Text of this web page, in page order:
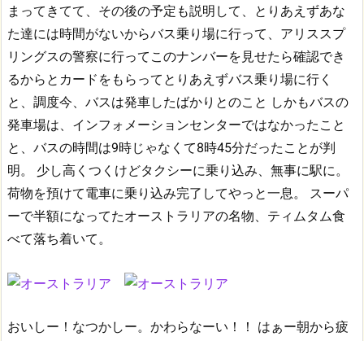
まってきてて、その後の予定も説明して、とりあえずあな
た達には時間がないからバス乗り場に行って、アリススプ
リングスの警察に行ってこのナンバーを見せたら確認でき
るからとカードをもらってとりあえずバス乗り場に行く
と、調度今、バスは発車したばかりとのこと しかもバスの
発車場は、インフォメーションセンターではなかったこと
と、バスの時間は9時じゃなくて8時45分だったことが判
明。
少し高くつくけどタクシーに乗り込み、無事に駅に。
荷物を預けて電車に乗り込み完了してやっと一息。
スーパ
ーで半額になってたオーストラリアの名物、ティムタム食
べて落ち着いて。
おいしー！なつかしー。かわらなーい！！
はぁー朝から疲